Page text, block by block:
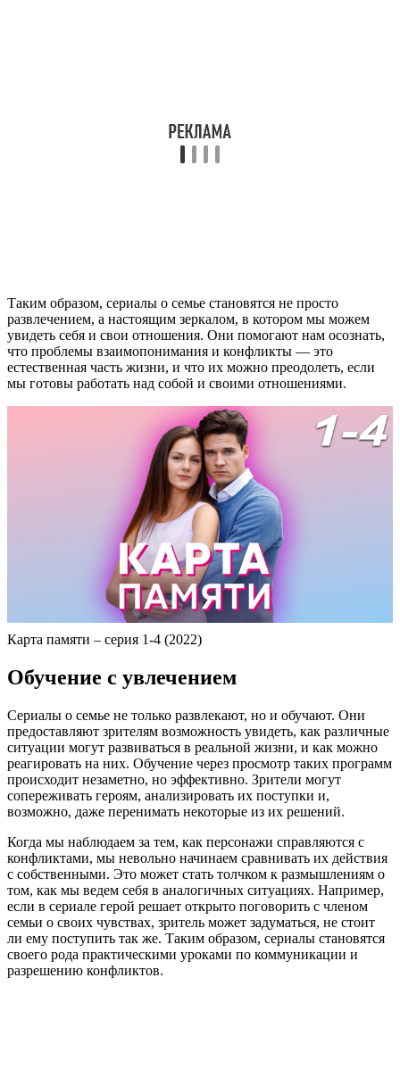
Таким образом, сериалы о семье становятся не просто
развлечением, а настоящим зеркалом, в котором мы можем
увидеть себя и свои отношения. Они помогают нам осознать,
что проблемы взаимопонимания и конфликты — это
естественная часть жизни, и что их можно преодолеть, если
мы готовы работать над собой и своими отношениями.
Карта памяти – серия 1-4 (2022)
Обучение с увлечением
Сериалы о семье не только развлекают, но и обучают. Они
предоставляют зрителям возможность увидеть, как различные
ситуации могут развиваться в реальной жизни, и как можно
реагировать на них. Обучение через просмотр таких программ
происходит незаметно, но эффективно. Зрители могут
сопереживать героям, анализировать их поступки и,
возможно, даже перенимать некоторые из их решений.
Когда мы наблюдаем за тем, как персонажи справляются с
конфликтами, мы невольно начинаем сравнивать их действия
с собственными. Это может стать толчком к размышлениям о
том, как мы ведем себя в аналогичных ситуациях. Например,
если в сериале герой решает открыто поговорить с членом
семьи о своих чувствах, зритель может задуматься, не стоит
ли ему поступить так же. Таким образом, сериалы становятся
своего рода практическими уроками по коммуникации и
разрешению конфликтов.